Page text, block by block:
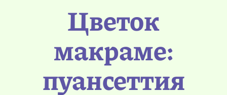
Цветок
макраме:
пуансеттия